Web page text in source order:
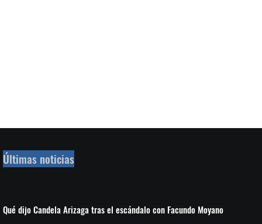
Últimas noticias
Qué dijo Candela Arizaga tras el escándalo con Facundo Moyano